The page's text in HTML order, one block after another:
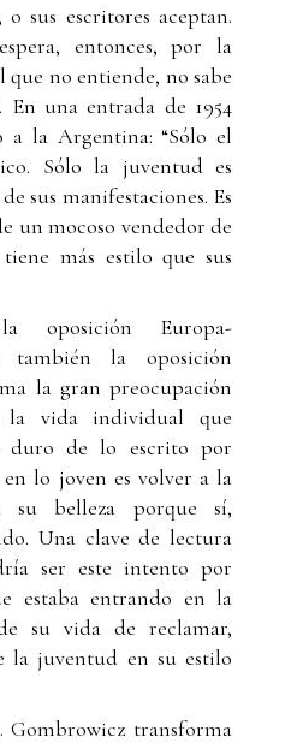
sus escritores aceptan.
entonces, por la
que no entiende, no sabe
una entrada de 1954
a la Argentina: “Sólo el
Sólo la juventud es
sus manifestaciones. Es
un mocoso vendedor de
más estilo que sus
oposición Europa-
la oposición
la gran preocupación
vida individual que
duro de lo escrito por
lo joven es volver a la
su belleza porque sí,
Una clave de lectura
ser este intento por
estaba entrando en la
su vida de reclamar,
la juventud en su estilo
Gombrowicz transforma